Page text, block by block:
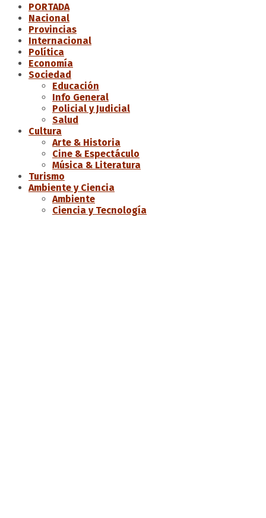
PORTADA
Nacional
Provincias
Internacional
Política
Economía
Sociedad
Educación
Info General
Policial y Judicial
Salud
Cultura
Arte & Historia
Cine & Espectáculo
Música & Literatura
Turismo
Ambiente y Ciencia
Ambiente
Ciencia y Tecnología